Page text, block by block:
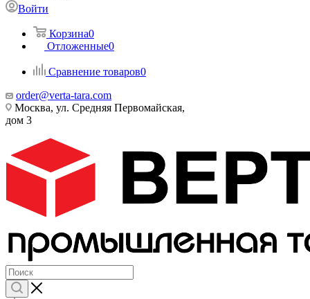
Войти
Корзина0
Отложенные0
Сравнение товаров0
order@verta-tara.com
Москва, ул. Средняя Первомайская,
дом 3